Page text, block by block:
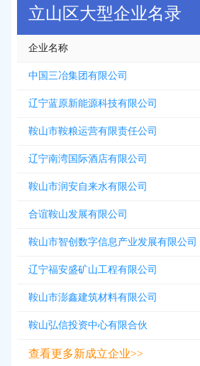
立山区大型企业名录
企业名称
中国三冶集团有限公司
辽宁蓝原新能源科技有限公司
鞍山市鞍粮运营有限责任公司
辽宁南湾国际酒店有限公司
鞍山市润安自来水有限公司
合谊鞍山发展有限公司
鞍山市智创数字信息产业发展有限公司
辽宁福安盛矿山工程有限公司
鞍山市澎鑫建筑材料有限公司
鞍山弘信投资中心有限合伙
查看更多新成立企业>>